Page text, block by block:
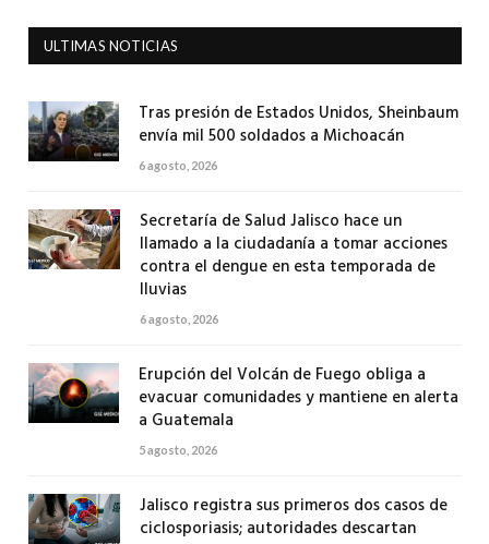
ULTIMAS NOTICIAS
Tras presión de Estados Unidos, Sheinbaum
envía mil 500 soldados a Michoacán
6 agosto, 2026
Secretaría de Salud Jalisco hace un
llamado a la ciudadanía a tomar acciones
contra el dengue en esta temporada de
lluvias
6 agosto, 2026
Erupción del Volcán de Fuego obliga a
evacuar comunidades y mantiene en alerta
a Guatemala
5 agosto, 2026
Jalisco registra sus primeros dos casos de
ciclosporiasis; autoridades descartan